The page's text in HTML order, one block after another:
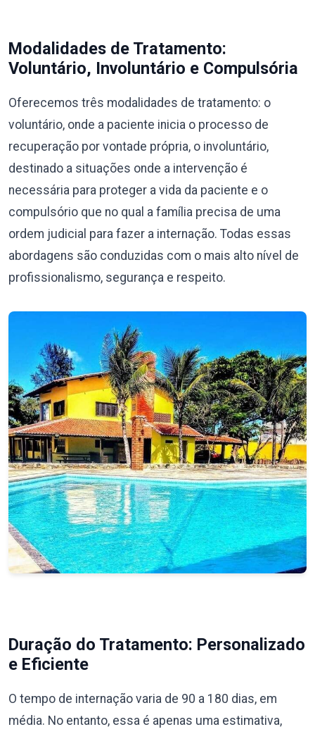
Modalidades de Tratamento:
Voluntário, Involuntário e Compulsória
Oferecemos três modalidades de tratamento: o
voluntário, onde a paciente inicia o processo de
recuperação por vontade própria, o involuntário,
destinado a situações onde a intervenção é
necessária para proteger a vida da paciente e o
compulsório que no qual a família precisa de uma
ordem judicial para fazer a internação. Todas essas
abordagens são conduzidas com o mais alto nível de
profissionalismo, segurança e respeito.
Duração do Tratamento: Personalizado
e Eficiente
O tempo de internação varia de 90 a 180 dias, em
média. No entanto, essa é apenas uma estimativa,